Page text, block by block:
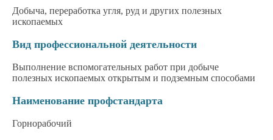
Добыча, переработка угля, руд и других полезных
ископаемых
Вид профессиональной деятельности
Выполнение вспомогательных работ при добыче
полезных ископаемых открытым и подземным способами
Наименование профстандарта
Горнорабочий